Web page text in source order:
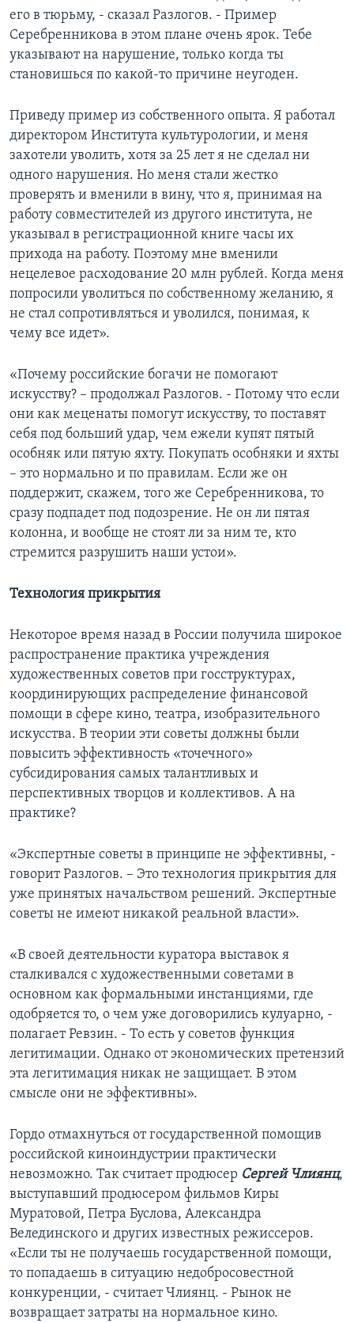
его в тюрьму, - сказал Разлогов. - Пример
Серебренникова в этом плане очень ярок. Тебе
указывают на нарушение, только когда ты
становишься по какой-то причине неугоден.
Приведу пример из собственного опыта. Я работал
директором Института культурологии, и меня
захотели уволить, хотя за 25 лет я не сделал ни
одного нарушения. Но меня стали жестко
проверять и вменили в вину, что я, принимая на
работу совместителей из другого института, не
указывал в регистрационной книге часы их
прихода на работу. Поэтому мне вменили
нецелевое расходование 20 млн рублей. Когда меня
попросили уволиться по собственному желанию, я
не стал сопротивляться и уволился, понимая, к
чему все идет».
«Почему российские богачи не помогают
искусству? – продолжал Разлогов. - Потому что если
они как меценаты помогут искусству, то поставят
себя под больший удар, чем ежели купят пятый
особняк или пятую яхту. Покупать особняки и яхты
– это нормально и по правилам. Если же он
поддержит, скажем, того же Серебренникова, то
сразу подпадет под подозрение. Не он ли пятая
колонна, и вообще не стоят ли за ним те, кто
стремится разрушить наши устои».
Технология прикрытия
Некоторое время назад в России получила широкое
распространение практика учреждения
художественных советов при госструктурах,
координирующих распределение финансовой
помощи в сфере кино, театра, изобразительного
искусства. В теории эти советы должны были
повысить эффективность «точечного»
субсидирования самых талантливых и
перспективных творцов и коллективов. А на
практике?
«Экспертные советы в принципе не эффективны, -
говорит Разлогов. – Это технология прикрытия для
уже принятых начальством решений. Экспертные
советы не имеют никакой реальной власти».
«В своей деятельности куратора выставок я
сталкивался с художественными советами в
основном как формальными инстанциями, где
одобряется то, о чем уже договорились кулуарно, -
полагает Ревзин. - То есть у советов функция
легитимации. Однако от экономических претензий
эта легитимация никак не защищает. В этом
смысле они не эффективны».
Гордо отмахнуться от государственной помощив
российской киноиндустрии практически
невозможно. Так считает продюсер Сергей Члиянц,
выступавший продюсером фильмов Киры
Муратовой, Петра Буслова, Александра
Велединского и других известных режиссеров.
«Если ты не получаешь государственной помощи,
то попадаешь в ситуацию недобросовестной
конкуренции, - считает Члиянц. - Рынок не
возвращает затраты на нормальное кино.